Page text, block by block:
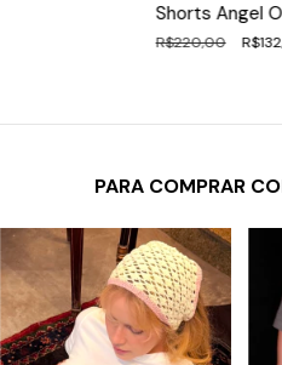
Shorts Angel
R$220,00
PARA COMPRAR